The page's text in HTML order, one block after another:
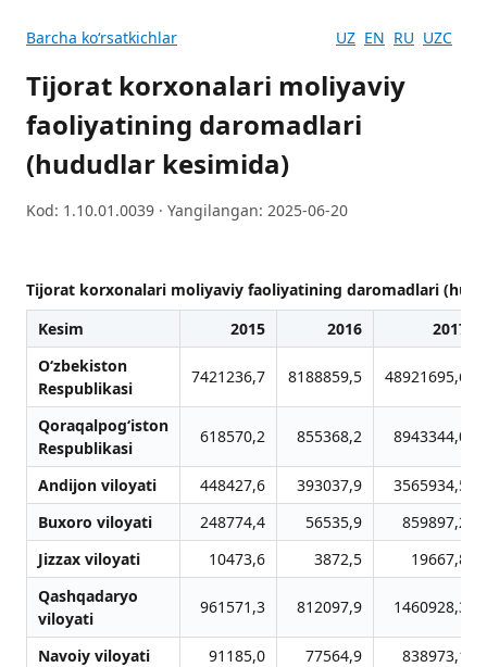
Barcha koʻrsatkichlar UZ EN RU UZC
Tijorat korxonalari moliyaviy
faoliyatining daromadlari
(hududlar kesimida)
Kod: 1.10.01.0039 · Yangilangan: 2025-06-20
Tijorat korxonalari moliyaviy faoliyatining daromadlari
Kesim
2015 2016
2017
O‘zbekiston
Respublikasi
7421236,7 8188859,5 48921695,6
Qoraqalpog‘iston
Respublikasi
618570,2 855368,2 8943344,0
Andijon viloyati 448427,6 393037,9
3565934,5
Buxoro viloyati
248774,4 56535,9
859897,2
Jizzax viloyati
10473,6 3872,5
19667,8
Qashqadaryo
viloyati
961571,3 812097,9 1460928,3
Navoiy viloyati 91185,0 77564,9
838973,1